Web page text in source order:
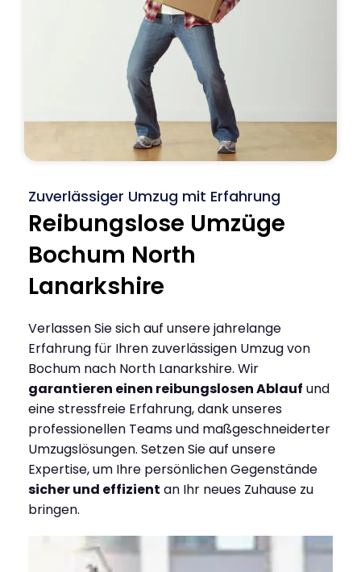
Zuverlässiger Umzug mit Erfahrung
Reibungslose Umzüge
Bochum North
Lanarkshire
Verlassen Sie sich auf unsere jahrelange
Erfahrung für Ihren zuverlässigen Umzug von
Bochum nach North Lanarkshire. Wir
garantieren einen reibungslosen Ablauf und
eine stressfreie Erfahrung, dank unseres
professionellen Teams und maßgeschneiderter
Umzugslösungen. Setzen Sie auf unsere
Expertise, um Ihre persönlichen Gegenstände
sicher und effizient an Ihr neues Zuhause zu
bringen.